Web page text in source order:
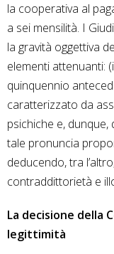
la cooperativa al
a sei mensilità. I
la gravità oggettiva
elementi attenuanti:
quinquennio
caratterizzato da
psichiche e,
tale pronuncia
deducendo, tra
contraddittorietà e
La decisione della
legittimità